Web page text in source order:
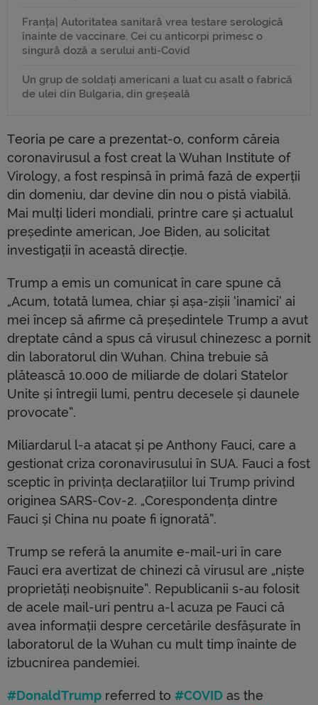
Franța| Autoritatea sanitară vrea testare serologică
înainte de vaccinare. Cei cu anticorpi primesc o
singură doză a serului anti-Covid
Un grup de soldați americani a luat cu asalt o fabrică
de ulei din Bulgaria, din greșeală
Teoria pe care a prezentat-o, conform căreia
coronavirusul a fost creat la Wuhan Institute of
Virology, a fost respinsă în primă fază de experții
din domeniu, dar devine din nou o pistă viabilă.
Mai mulți lideri mondiali, printre care și actualul
președinte american, Joe Biden, au solicitat
investigații în această direcție.
Trump a emis un comunicat în care spune că
„Acum, totată lumea, chiar și așa-zișii ‘inamici’ ai
mei încep să afirme că președintele Trump a avut
dreptate când a spus că virusul chinezesc a pornit
din laboratorul din Wuhan. China trebuie să
plătească 10.000 de miliarde de dolari Statelor
Unite și întregii lumi, pentru decesele și daunele
provocate”.
Miliardarul l-a atacat și pe Anthony Fauci, care a
gestionat criza coronavirusului în SUA. Fauci a fost
sceptic în privința declarațiilor lui Trump privind
originea SARS-Cov-2. „Corespondența dintre
Fauci și China nu poate fi ignorată”.
Trump se referă la anumite e-mail-uri în care
Fauci era avertizat de chinezi că virusul are „niște
proprietăți neobișnuite”. Republicanii s-au folosit
de acele mail-uri pentru a-l acuza pe Fauci că
avea informații despre cercetările desfășurate în
laboratorul de la Wuhan cu mult timp înainte de
izbucnirea pandemiei.
#DonaldTrump referred to #COVID as the